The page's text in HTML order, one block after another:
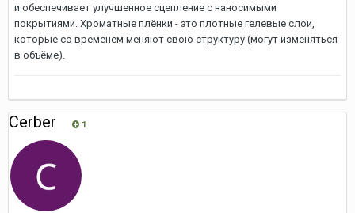
и обеспечивает улучшенное сцепление с наносимыми
покрытиями. Хроматные плёнки - это плотные гелевые слои,
которые со временем меняют свою структуру (могут изменяться
в объёме).
Cerber 1